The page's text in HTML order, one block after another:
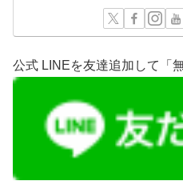
公式 LINEを友達追加して「